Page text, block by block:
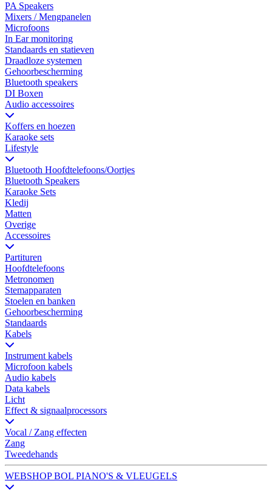
PA Speakers
Mixers / Mengpanelen
Microfoons
In Ear monitoring
Standaards en statieven
Draadloze systemen
Gehoorbescherming
Bluetooth speakers
DI Boxen
Audio accessoires
Koffers en hoezen
Karaoke sets
Lifestyle
Bluetooth Hoofdtelefoons/Oortjes
Bluetooth Speakers
Karaoke Sets
Kledij
Matten
Overige
Accessoires
Partituren
Hoofdtelefoons
Metronomen
Stemapparaten
Stoelen en banken
Gehoorbescherming
Standaards
Kabels
Instrument kabels
Microfoon kabels
Audio kabels
Data kabels
Licht
Effect & signaalprocessors
Vocal / Zang effecten
Zang
Tweedehands
WEBSHOP BOL PIANO'S & VLEUGELS